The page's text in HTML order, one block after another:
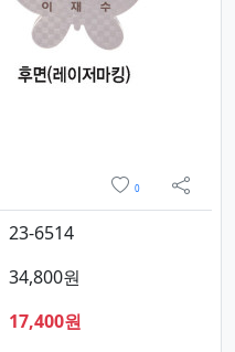
0
sns 공
23-6514
34,800원
17,400원